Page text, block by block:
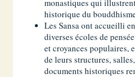
monastiques qui
historique du
Les Sansa ont accueilli
diverses écoles de
et croyances populaires,
de leurs structures,
documents historiques